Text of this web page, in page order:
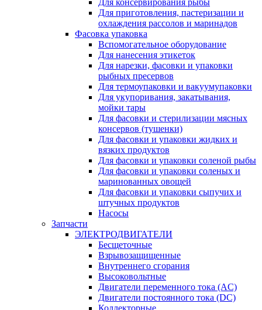
Для консервирования рыбы
Для приготовления, пастеризации и
охлаждения рассолов и маринадов
Фасовка упаковка
Вспомогательное оборудование
Для нанесения этикеток
Для нарезки, фасовки и упаковки
рыбных пресервов
Для термоупаковки и вакуумупаковки
Для укупоривания, закатывания,
мойки тары
Для фасовки и стерилизации мясных
консервов (тушенки)
Для фасовки и упаковки жидких и
вязких продуктов
Для фасовки и упаковки соленой рыбы
Для фасовки и упаковки соленых и
маринованных овощей
Для фасовки и упаковки сыпучих и
штучных продуктов
Насосы
Запчасти
ЭЛЕКТРОДВИГАТЕЛИ
Бесщеточные
Взрывозащищенные
Внутреннего сгорания
Высоковольтные
Двигатели переменного тока (AC)
Двигатели постоянного тока (DC)
Коллекторные